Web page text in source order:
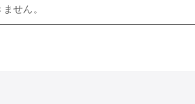
せん。